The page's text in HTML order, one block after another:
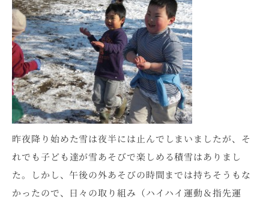
昨夜降り始めた雪は夜半には止んでしまいましたが、そ
れでも子ども達が雪あそびで楽しめる積雪はありまし
た。しかし、午後の外あそびの時間までは持ちそうもな
かったので、日々の取り組み（ハイハイ運動＆指先運